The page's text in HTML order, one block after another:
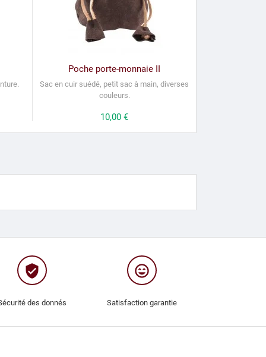
Poche porte-monnaie II
Sac en cuir suédé, petit sac à main, diverses
couleurs.
Prix
10,00 €
verified_user
des donnés
sentiment_very_satisfied
Satisfaction garantie